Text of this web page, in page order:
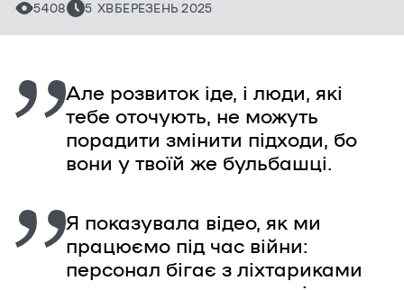
5408 5 ХВБЕРЕЗЕНЬ 2025
Але розвиток іде, і люди, які
тебе оточують, не можуть
порадити змінити підходи, бо
вони у твоїй же бульбашці.
Я показувала відео, як ми
працюємо під час війни:
персонал бігає з ліхтариками